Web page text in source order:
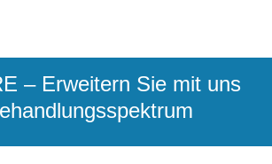
– Erweitern Sie mit uns